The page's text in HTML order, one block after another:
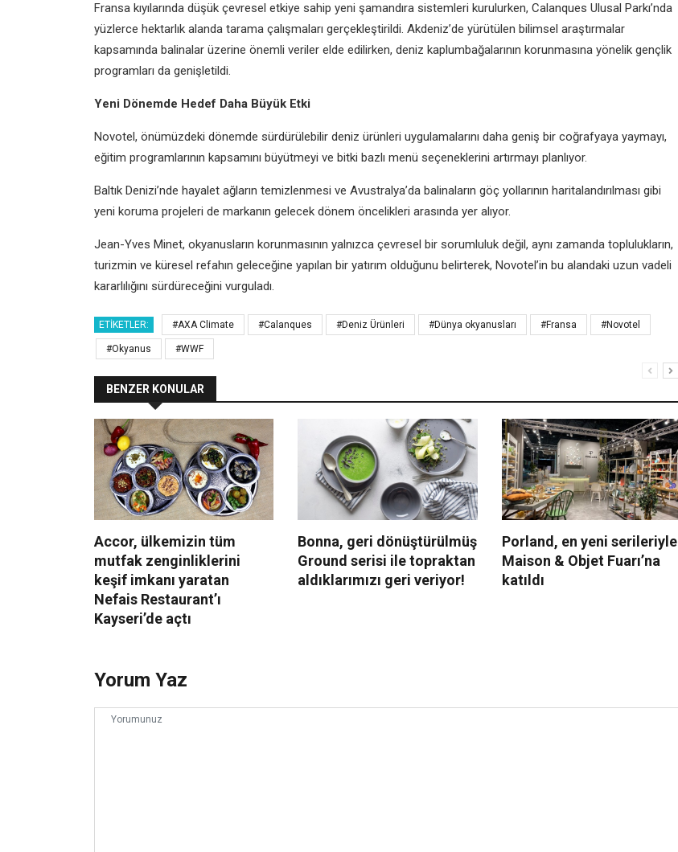
Fransa kıyılarında düşük çevresel etkiye sahip yeni şamandıra sistemleri kurulurken, Calanques Ulusal Parkı’nda
yüzlerce hektarlık alanda tarama çalışmaları gerçekleştirildi. Akdeniz’de yürütülen bilimsel araştırmalar
kapsamında balinalar üzerine önemli veriler elde edilirken, deniz kaplumbağalarının korunmasına yönelik gençlik
programları da genişletildi.
Yeni Dönemde Hedef Daha Büyük Etki
Novotel, önümüzdeki dönemde sürdürülebilir deniz ürünleri uygulamalarını daha geniş bir coğrafyaya yaymayı,
eğitim programlarının kapsamını büyütmeyi ve bitki bazlı menü seçeneklerini artırmayı planlıyor.
Baltık Denizi’nde hayalet ağların temizlenmesi ve Avustralya’da balinaların göç yollarının haritalandırılması gibi
yeni koruma projeleri de markanın gelecek dönem öncelikleri arasında yer alıyor.
Jean-Yves Minet, okyanusların korunmasının yalnızca çevresel bir sorumluluk değil, aynı zamanda toplulukların,
turizmin ve küresel refahın geleceğine yapılan bir yatırım olduğunu belirterek, Novotel’in bu alandaki uzun vadeli
kararlılığını sürdüreceğini vurguladı.
ETIKETLER: #AXA Climate #Calanques #Deniz Ürünleri #Dünya okyanusları #Fransa #Novotel
#Okyanus #WWF
BENZER KONULAR
Accor, ülkemizin tüm
mutfak zenginliklerini
keşif imkanı yaratan
Nefais Restaurant’ı
Kayseri’de açtı
Bonna, geri dönüştürülmüş
Ground serisi ile topraktan
aldıklarımızı geri veriyor!
Porland, en yeni serileriyle
Maison & Objet Fuarı’na
katıldı
Yorum Yaz